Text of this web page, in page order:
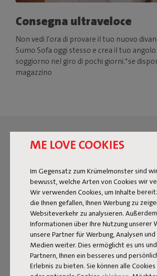
ME LOVE COOKIES
Im Gegensatz zum Krümelmonster sind
bewusst, welche Arten von Cookies wir
Wir verwenden Cookies, um Inhalte
die Ihnen gefallen, Ihnen Werbung zu
Websiteverkehr zu analysieren.
Informationen über Ihre Nutzung unserer
unsere Partner für Werbung, Analysen
Medien weiter. Dies ermöglicht es uns
Partnern, Ihnen ein besseres und
Erlebnis zu bieten. Sie können alle
Consegna ultraveloce
Non vedi l'ora di provare il tuo nuovo
Sumo Sofa oggi stesso e crea il tuo
soggiorno nel giro di pochi giorni.*se
magazzino